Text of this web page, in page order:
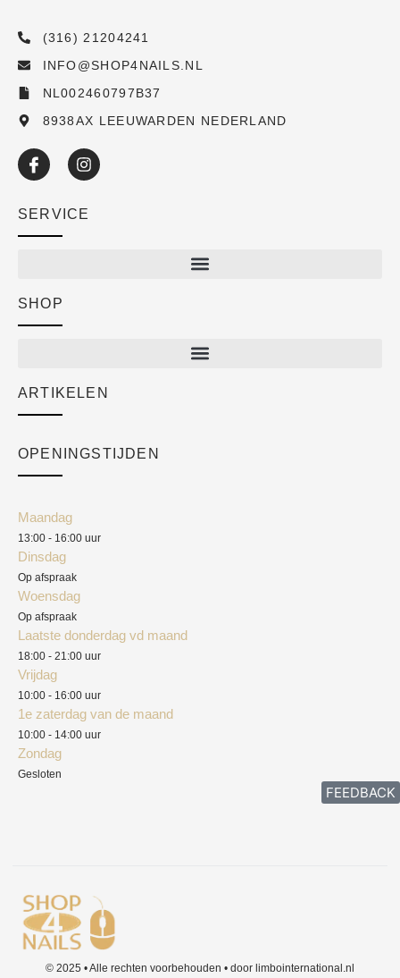
(316) 21204241
INFO@SHOP4NAILS.NL
NL002460797B37
8938AX LEEUWARDEN NEDERLAND
SERVICE
Academy
SHOP
ARTIKELEN
OPENINGSTIJDEN
Maandag
13:00 - 16:00 uur
Dinsdag
Op afspraak
Woensdag
Op afspraak
Laatste donderdag vd maand
18:00 - 21:00 uur
Vrijdag
10:00 - 16:00 uur
1e zaterdag van de maand
10:00 - 14:00 uur
Zondag
Gesloten
© 2025 • Alle rechten voorbehouden • door limbointernational.nl
FEEDBACK